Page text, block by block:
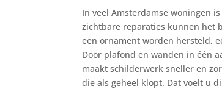
In veel Amsterdamse woningen
zichtbare reparaties kunnen het
een ornament worden hersteld,
Door plafond en wanden in één
maakt schilderwerk sneller en
die als geheel klopt. Dat voelt u